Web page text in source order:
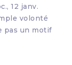
12 janv.
volonté
pas un motif